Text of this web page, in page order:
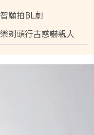
願拍BL劇
剃頭行古惑嚇親人